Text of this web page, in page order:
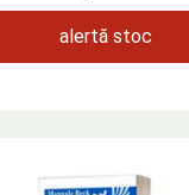
alertă stoc